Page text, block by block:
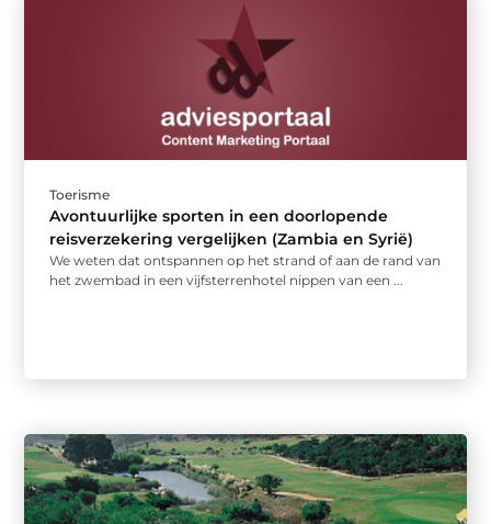
Toerisme
Avontuurlijke sporten in een doorlopende
reisverzekering vergelijken (Zambia en Syrië)
We weten dat ontspannen op het strand of aan de rand van
het zwembad in een vijfsterrenhotel nippen van een ...